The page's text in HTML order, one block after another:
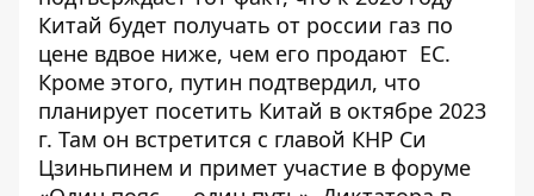
Китай будет получать от россии газ по
цене вдвое ниже, чем его продают ЕС.
Кроме этого, путин подтвердил, что
планирует посетить Китай в октябре 2023
г. Там он встретится с главой КНР Си
Цзиньпинем и примет участие в форуме